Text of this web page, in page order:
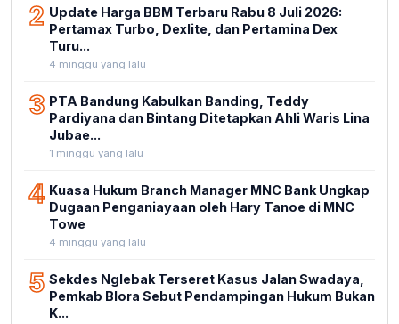
2 Update Harga BBM Terbaru Rabu 8 Juli 2026:
Pertamax Turbo, Dexlite, dan Pertamina Dex
Turu...
4 minggu yang lalu
3 PTA Bandung Kabulkan Banding, Teddy
Pardiyana dan Bintang Ditetapkan Ahli Waris Lina
Jubae...
1 minggu yang lalu
4 Kuasa Hukum Branch Manager MNC Bank Ungkap
Dugaan Penganiayaan oleh Hary Tanoe di MNC
Towe
4 minggu yang lalu
5 Sekdes Nglebak Terseret Kasus Jalan Swadaya,
Pemkab Blora Sebut Pendampingan Hukum Bukan
K...